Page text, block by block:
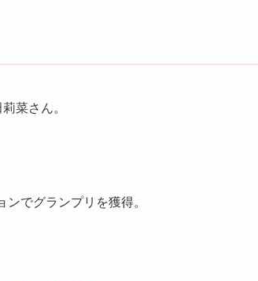
菜さん。
でグランプリを獲得。